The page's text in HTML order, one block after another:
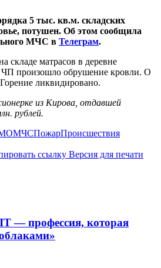
5 тыс. кв.м. складских
потушен. Об этом сообщила
МЧС в Телеграм.
складе матрасов в деревне
ЧП произошло обрушение кровли. О
ликвидировано.
из Кирова, отдавшей
рублей.
МЧСПожарПроисшествия
ссылку Версия для печати
— профессия, которая